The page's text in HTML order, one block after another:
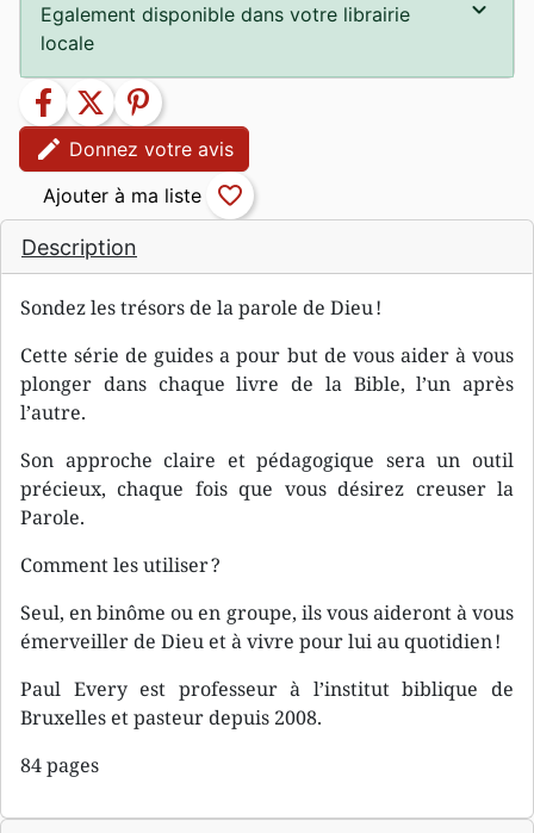
Description
Sondez les trésors de la parole de Dieu !
Cette série de guides a pour but de vous aider à vous
plonger dans chaque livre de la Bible, l’un après
l’autre.
Son approche claire et pédagogique sera un outil
précieux, chaque fois que vous désirez creuser la
Parole.
Comment les utiliser ?
Seul, en binôme ou en groupe, ils vous aideront à vous
émerveiller de Dieu et à vivre pour lui au quotidien !
Paul Every est professeur à l’institut biblique de
Bruxelles et pasteur depuis 2008.
84 pages
Egalement disponible dans votre librairie
locale
facebook twitter
pinterest
edit Donnez votre avis
favorite_border